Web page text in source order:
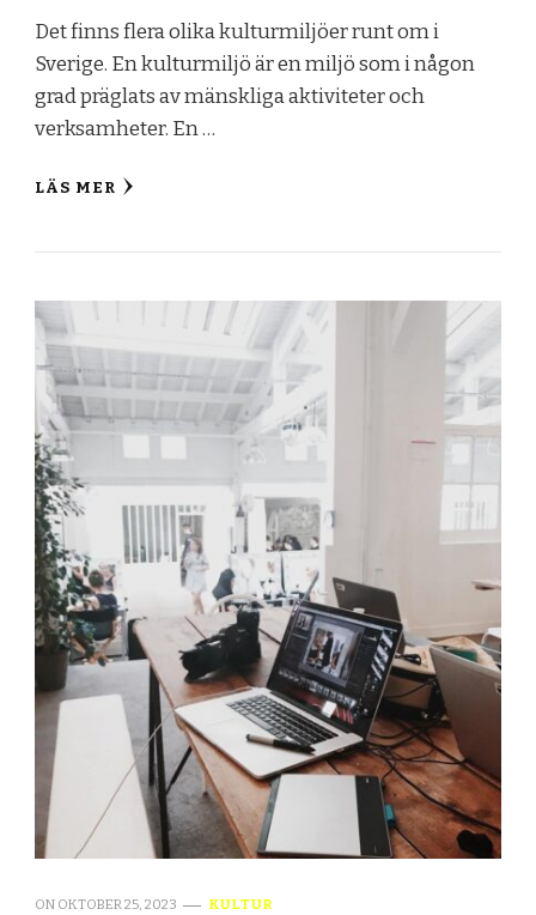
Det finns flera olika kulturmiljöer runt om i
Sverige. En kulturmiljö är en miljö som i någon
grad präglats av mänskliga aktiviteter och
verksamheter. En …
LÄS MER
ON OKTOBER 25, 2023 KULTUR